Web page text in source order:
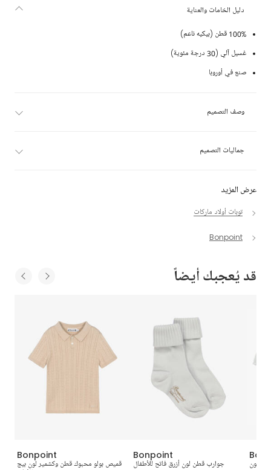
عرض المزيد
توبات أولاد ماركات
Bonpoint
دليل الخامات والعناية
100% قطن (بيكيه ناعم)
غسيل آلي (30 درجة مئوية)
صنع في أوروبا
وصف التصميم
جماليات التصميم
قد يُعجبك أيضاً
Bonpoint
قميص بولو محبوك قطن وكشمير لون بيج
Bonpoint
جوارب قطن لون أزرق فاتح للأطفال
لون